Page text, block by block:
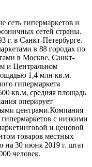
сеть гипермаркетов и
сетей страны.
г. в Санкт-Петербурге.
в 88 городах по
в Москве, Санкт-
и Центральном
1,4 млн кв.м.
гипермаркета
кв.м, средняя площадь
оперирует
центрами.Компания
с низкими
и ценовой
товаров местных
на 30 июня 2019 г. штат
человек.